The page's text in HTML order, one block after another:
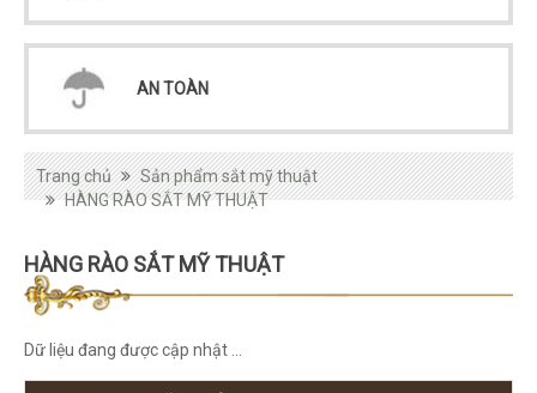
AN TOÀN
Trang chủ
Sản phẩm sắt mỹ thuật
HÀNG RÀO SẮT MỸ THUẬT
HÀNG RÀO SẮT MỸ THUẬT
Dữ liệu đang được cập nhật ...